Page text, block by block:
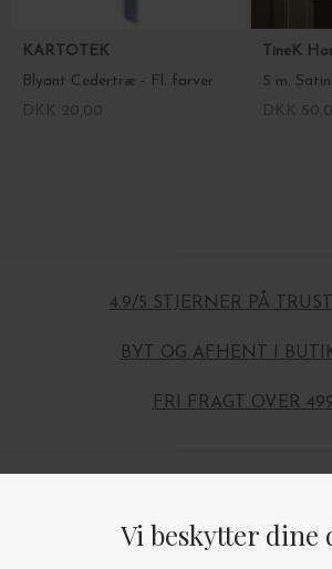
KARTOTEK
Blyant Cedertræ - Fl. farver
TineK
4.9/5 STJERNER PÅ
BYT OG AFHENT I
FRI FRAGT OVER